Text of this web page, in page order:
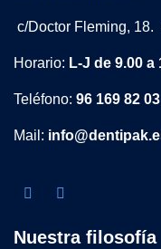
c/Doctor Fleming, 18.
Horario: L-J de 9.00 a
Teléfono: 96 169 82
Mail:
Nuestra filosofía